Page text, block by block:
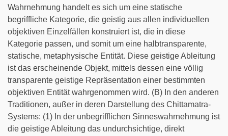
Wahrnehmung handelt es sich um eine statische
begriffliche Kategorie, die geistig aus allen individuellen
objektiven Einzelfällen konstruiert ist, die in diese
Kategorie passen, und somit um eine halbtransparente,
statische, metaphysische Entität. Diese geistige Ableitung
ist das erscheinende Objekt, mittels dessen eine völlig
transparente geistige Repräsentation einer bestimmten
objektiven Entität wahrgenommen wird. (B) In den anderen
Traditionen, außer in deren Darstellung des Chittamatra-
Systems: (1) In der unbegrifflichen Sinneswahrnehmung ist
die geistige Ableitung das undurchsichtige, direkt